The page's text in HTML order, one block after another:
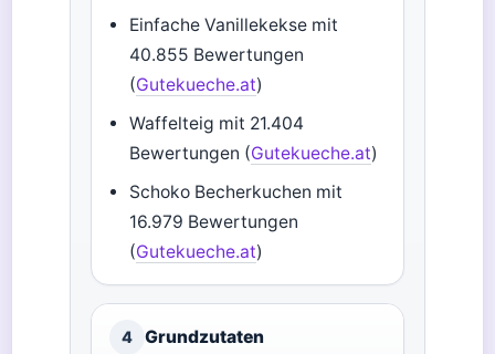
Einfache Vanillekekse mit
40.855 Bewertungen
(Gutekueche.at)
Waffelteig mit 21.404
Bewertungen (Gutekueche.at)
Schoko Becherkuchen mit
16.979 Bewertungen
(Gutekueche.at)
4 Grundzutaten